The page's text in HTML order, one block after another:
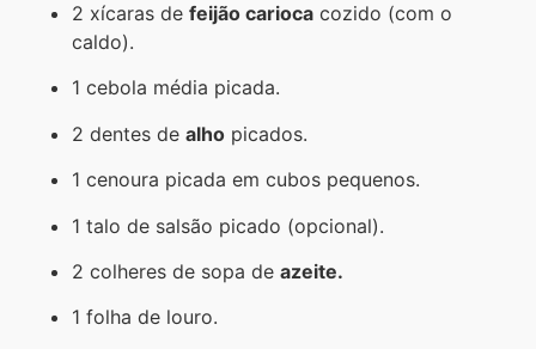
2 xícaras de feijão carioca cozido (com o
caldo).
1 cebola média picada.
2 dentes de alho picados.
1 cenoura picada em cubos pequenos.
1 talo de salsão picado (opcional).
2 colheres de sopa de azeite.
1 folha de louro.